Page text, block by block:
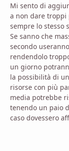
Mi sento di
a non dare
sempre lo stesso
Se sanno che
secondo
rendendolo
un giorno
la possibilità di
risorse con più
media potrebbe
tenendo un paio
caso dovessero